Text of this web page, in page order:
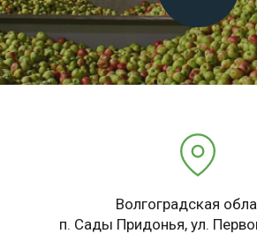
Волгоградская
п. Сады Придонья, ул.